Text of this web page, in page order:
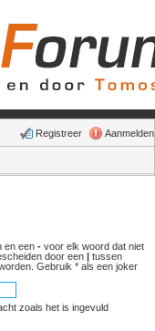
Aanmelden
Registreer
en een - voor elk woord dat niet
door een | tussen
Gebruik * als een joker
zoals het is ingevuld